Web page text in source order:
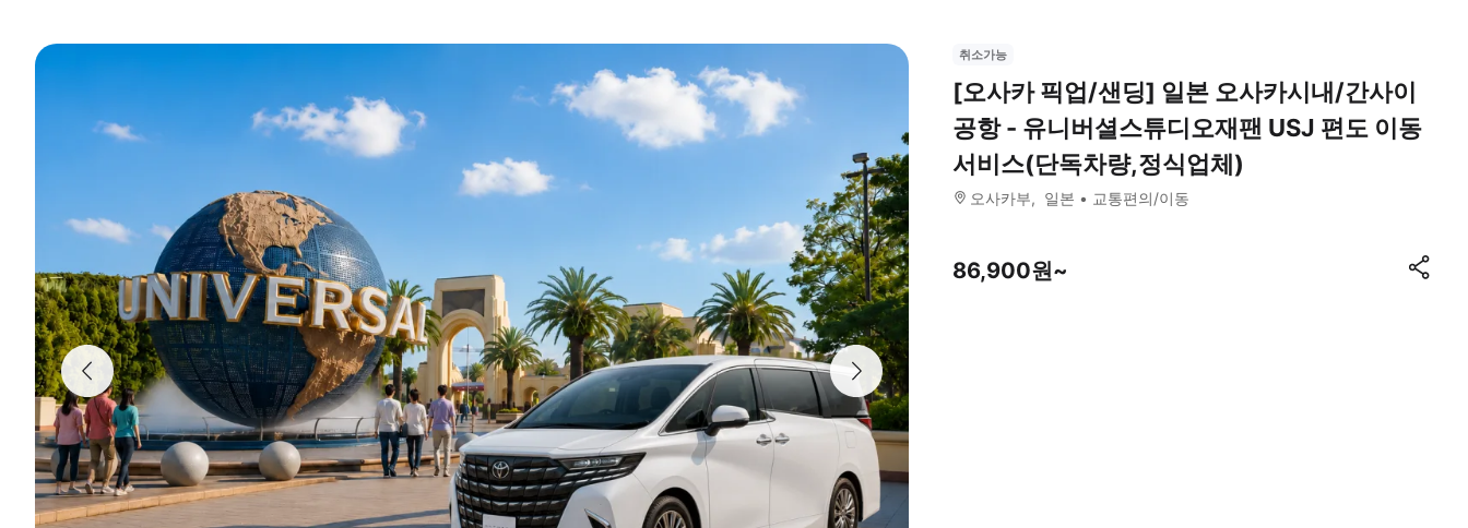
취소가능
[오사카 픽업/샌딩] 일본 오사카시내/간사이
공항 - 유니버셜스튜디오재팬 USJ 편도 이동
서비스(단독차량,정식업체)
오사카부 일본 교통편의/이동
86,900원~